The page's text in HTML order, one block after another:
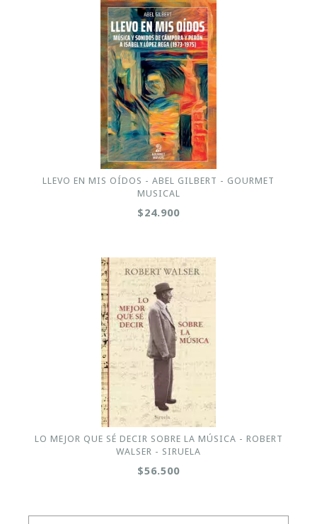
LLEVO EN MIS OÍDOS - ABEL GILBERT - GOURMET
MUSICAL
$24.900
LO MEJOR QUE SÉ DECIR SOBRE LA MÚSICA - ROBERT
WALSER - SIRUELA
$56.500